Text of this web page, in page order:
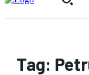
Tag: